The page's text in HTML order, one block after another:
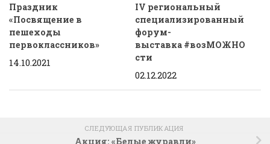
Праздник
«Посвящение в
пешеходы
первоклассников»
14.10.2021
IV региональный
специализированный
форум-
выставка #возМОЖНО
сти
02.12.2022
СЛЕДУЮЩАЯ ПУБЛИКАЦИЯ
Акция: «Белые журавли»